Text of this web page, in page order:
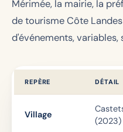
Mérimée, la mairie, la
de tourisme Côte
d'événements,
REPÈRE DÉTAIL
Village
(2023)